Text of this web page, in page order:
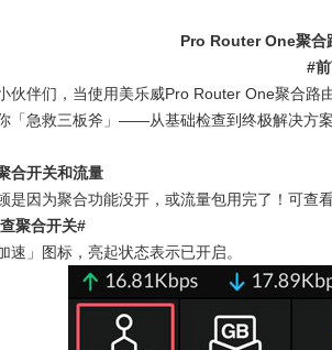
摄像机 × Bosch DICENTIS会议系统保障二十
七月新闻集锦
影机赋能LYMB.iO的MultiBall系统，打造新一代
Pro Router One聚合
#
伙伴们，当使用美乐威Pro Router One聚合路
「急救三板斧」 ——从基础检查到终极解决方
合开关和流量
是因为聚合功能没开，或流量包用完了！可查
聚合开关#
速」图标，亮起状态表示已开启。